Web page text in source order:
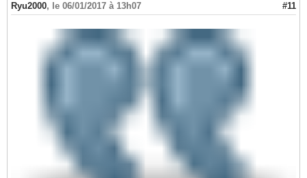
Ryu2000, le 06/01/2017 à 13h07 #11